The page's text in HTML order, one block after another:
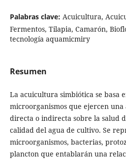
Palabras clave: Acuicultura,
Fermentos, Tilapia, Camarón,
tecnología aquamicmiry
Resumen
La acuicultura simbiótica se basa
microorganismos que ejercen una
directa o indirecta sobre la salud
calidad del agua de cultivo. Se
microorganismos, bacterias,
plancton que entablarán una